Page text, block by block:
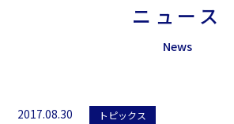
ニュース
News
2017.08.30 トピックス